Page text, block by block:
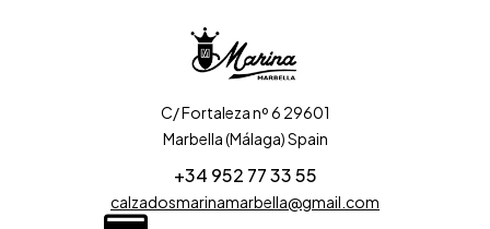
C/ Fortaleza nº 6 29601
Marbella (Málaga) Spain
+34 952 77 33 55
calzadosmarinamarbella@gmail.com